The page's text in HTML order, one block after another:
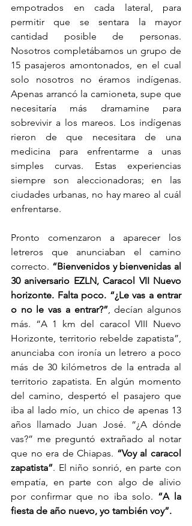
empotrados en cada lateral, para
permitir que se sentara la mayor
cantidad posible de personas.
Nosotros completábamos un grupo de
15 pasajeros amontonados, en el cual
solo nosotros no éramos indígenas.
Apenas arrancó la camioneta, supe que
necesitaría más dramamine para
sobrevivir a los mareos. Los indígenas
rieron de que necesitara de una
medicina para enfrentarme a unas
simples curvas. Estas experiencias
siempre son aleccionadoras; en las
ciudades urbanas, no hay mareo al cuál
enfrentarse.
Pronto comenzaron a aparecer los
letreros que anunciaban el camino
correcto. “Bienvenidos y bienvenidas al
30 aniversario EZLN, Caracol VII Nuevo
horizonte. Falta poco. “¿Le vas a entrar
o no le vas a entrar?”, decían algunos
más. “A 1 km del caracol VIII Nuevo
Horizonte, territorio rebelde zapatista”,
anunciaba con ironía un letrero a poco
más de 30 kilómetros de la entrada al
territorio zapatista. En algún momento
del camino, despertó el pasajero que
iba al lado mío, un chico de apenas 13
años llamado Juan José. “¿A dónde
vas?” me preguntó extrañado al notar
que no era de Chiapas. “Voy al caracol
zapatista”. El niño sonrió, en parte con
empatía, en parte con algo de alivio
por confirmar que no iba solo. “A la
fiesta de año nuevo, yo también voy”.